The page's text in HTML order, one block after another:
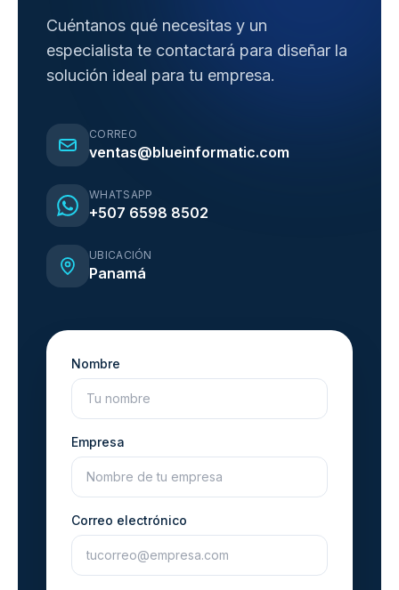
Cuéntanos qué necesitas y un
especialista te contactará para diseñar la
solución ideal para tu empresa.
CORREO
ventas@blueinformatic.com
WHATSAPP
+507 6598 8502
UBICACIÓN
Panamá
Nombre
Empresa
Correo electrónico